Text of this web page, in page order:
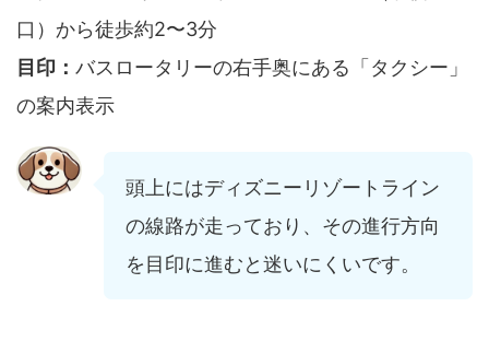
口）から徒歩約2〜3分
目印： バスロータリーの右手奥にある「タクシー」
の案内表示
頭上にはディズニーリゾートライン
の線路が走っており、その進行方向
を目印に進むと迷いにくいです。